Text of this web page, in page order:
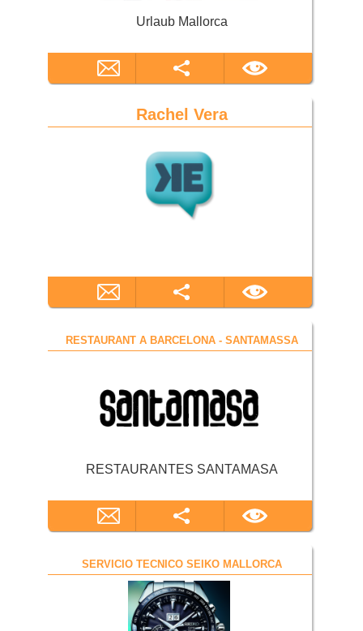
Urlaub Mallorca
Rachel Vera
RESTAURANT A BARCELONA - SANTAMASSA
RESTAURANTES SANTAMASA
SERVICIO TECNICO SEIKO MALLORCA